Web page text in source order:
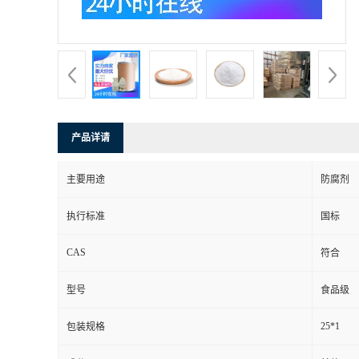
产品详请
主要用途 防腐剂
执行标准 国标
CAS 符合
型号 食品级
包装规格 25*1